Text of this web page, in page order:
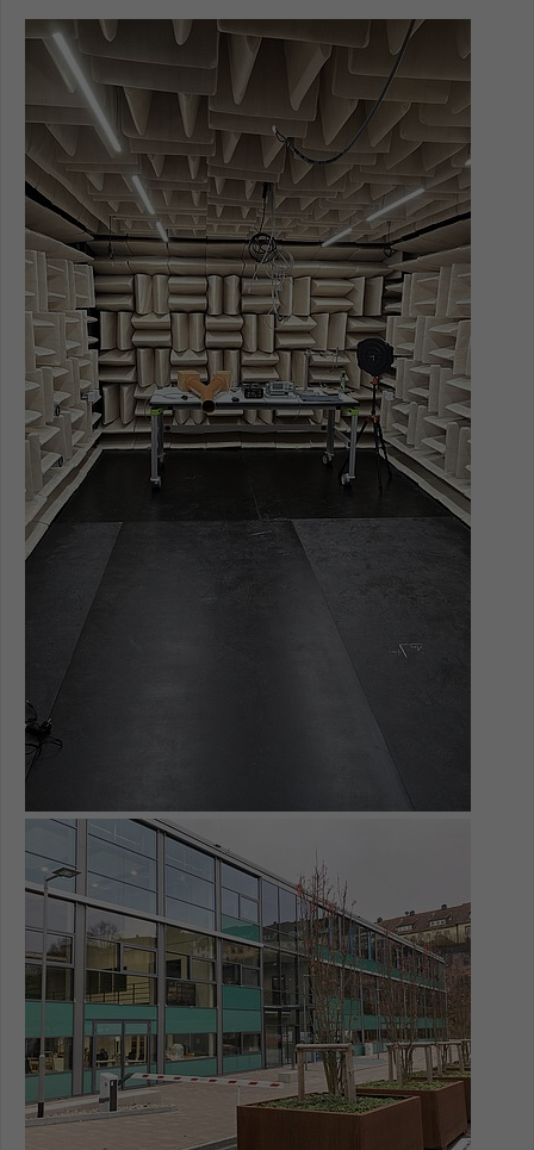
Show larger version for:
Show larger version for:
Zweck
generierte ID, für die historische
Speicherung Ihrer vorgenommen
Einstellungen, falls der Webseiten-
Betreiber dies eingestellt hat.
Name fe_typo_user / PHPSESSID
Anbieter TYPO3
Laufzeit 1 Woche
Zweck
Dieses Cookie ist ein Standard-Session-
Cookie von TYPO3. Es speichert im Fall
eines Intranet-Logins die Session-ID. So
kann der eingeloggte Benutzer
wiedererkannt werden und es wird ihm
Zugang zu geschützten Bereichen
Anbieter
Dieser Cookie teilt der Webseite mit, ob
zu verwalten.